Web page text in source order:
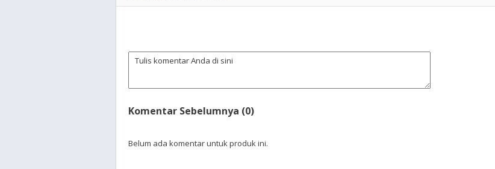
Komentar Sebelumnya (0)
Belum ada komentar untuk produk ini.